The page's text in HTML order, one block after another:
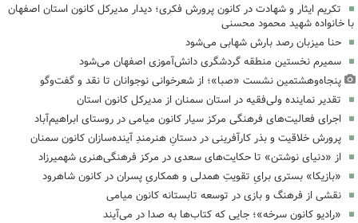
تکریم ایثار و شهادت در کانون پرورش فکری؛ دیدار مدیرکل کانون استان اصفهان
با خانواده شهید محمود محسنی
حنا میزبان رصد بارش شهابی می‌شود
سمیرم نخستین منطقه گردشگری دانش‌آموزی اصفهان می‌شود
پنجاه‌وهشتمین نشست «صبا»؛ از شعرخوانی نوجوانان تا نقد و گفت‌وگو
تقدیر نماینده ولی‌فقیه در استان سمنان از مدیرکل کانون استان
اجرای فعالیت‌های فرهنگی مرکز سیار کانون میامی در روستای ابراهیم‌آباد
پرورش خلاقیت و بذر کارآفرینی در دستانِ هنرمندِ آینده‌سازان کانون سمنان
از «دنیای نوشتن» تا حکایت‌های سعدی در مرکز فرهنگی‌هنری شهمیرزاد
«بازیکا» بستری برایِ تقویتِ همدلی و همکاریِ پسران در کانون شاهرود
نقشی از فرهنگ و بازی در توسعه تابستانه کانون میامی
«رادیو کانون سرخه»؛ جایی که کتاب‌ها به صدا در می‌آیند